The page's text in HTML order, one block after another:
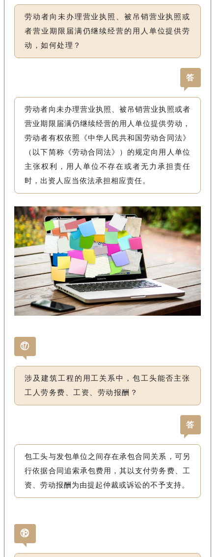
劳动者向未办理营业执照、被吊销营业执照或
者营业期限届满仍继续经营的用人单位提供劳
动，如何处理？
答
劳动者向未办理营业执照、被吊销营业执照或者
营业期限届满仍继续经营的用人单位提供劳动，
劳动者有权依照《中华人民共和国劳动合同法》
（以下简称《劳动合同法》）的规定向用人单位
主张权利，用人单位不存在或者无力承担责任
时，出资人应当依法承担相应责任。
⑰
涉及建筑工程的用工关系中，包工头能否主张
工人劳务费、工资、劳动报酬？
答
包工头与发包单位之间存在承包合同关系，可另
行依据合同追索承包费用，其以支付劳务费、工
资、劳动报酬为由提起仲裁或诉讼的不予支持。
⑱